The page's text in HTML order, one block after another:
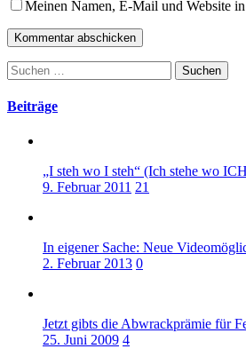
Meinen Namen, E-Mail und Website
Suchen
nach:
Beiträge
„I steh wo I steh“ (Ich stehe wo
9. Februar 2011 21
In eigener Sache: Neue
2. Februar 2013 0
Jetzt gibts die Abwrackprämie für
25. Juni 2009 4